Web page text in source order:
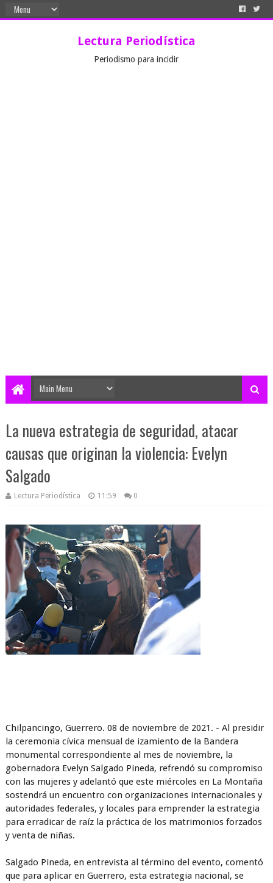
Lectura Periodística
Periodismo para incidir
La nueva estrategia de seguridad, atacar
causas que originan la violencia: Evelyn
Salgado
Lectura Periodística 11:59 0
Chilpancingo, Guerrero. 08 de noviembre de 2021. - Al presidir
la ceremonia cívica mensual de izamiento de la Bandera
monumental correspondiente al mes de noviembre, la
gobernadora Evelyn Salgado Pineda, refrendó su compromiso
con las mujeres y adelantó que este miércoles en La Montaña
sostendrá un encuentro con organizaciones internacionales y
autoridades federales, y locales para emprender la estrategia
para erradicar de raíz la práctica de los matrimonios forzados
y venta de niñas.
Salgado Pineda, en entrevista al término del evento, comentó
que para aplicar en Guerrero, esta estrategia nacional, se